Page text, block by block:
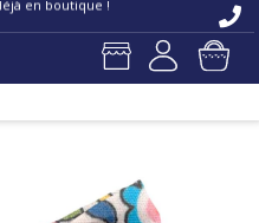
en boutique !